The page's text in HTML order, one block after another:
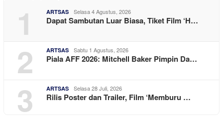
1 ARTSAS Selasa 4 Agustus, 2026
Dapat Sambutan Luar Biasa, Tiket Film ‘H…
2 ARTSAS Sabtu 1 Agustus, 2026
Piala AFF 2026: Mitchell Baker Pimpin Da…
3 ARTSAS Selasa 28 Juli, 2026
Rilis Poster dan Trailer, Film ‘Memburu …